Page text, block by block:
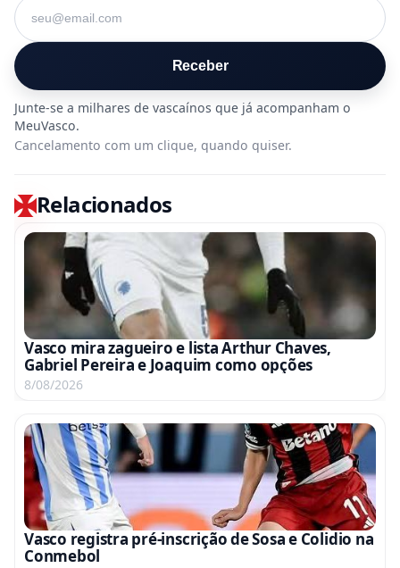
Seu e-mail
Receber
Cancelamento com um clique, quando quiser.
Relacionados
Vasco mira zagueiro e lista Arthur Chaves,
Gabriel Pereira e Joaquim como opções
8/08/2026
Vasco registra pré-inscrição de Sosa e Colidio na
Conmebol